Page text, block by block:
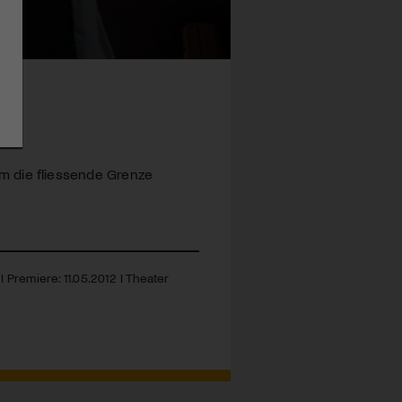
die fliessende Grenze
11.05.2012 I Theater